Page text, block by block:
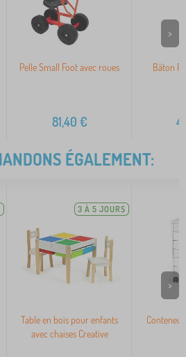
Pelle Small Foot avec roues
81,40 €
Bâton
>
ÉGALEMENT:
3 À 5 JOURS
Table en bois pour enfants
avec chaises Creative
>